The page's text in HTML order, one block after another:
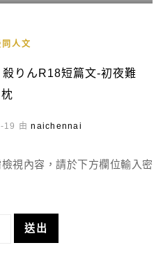
人文
りんR18短篇文-初夜難
枕
19 由naichennai
視內容，請於下方欄位輸入密